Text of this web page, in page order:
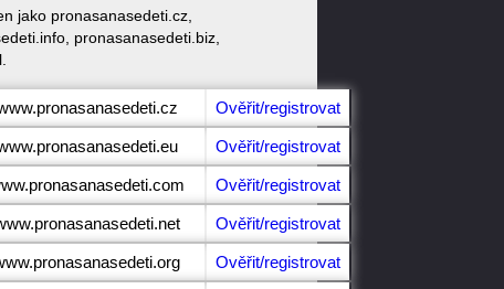
jako pronasanasedeti.cz,
pronasanasedeti.biz,
Ověřit/registrovat
Ověřit/registrovat
Ověřit/registrovat
Ověřit/registrovat
Ověřit/registrovat